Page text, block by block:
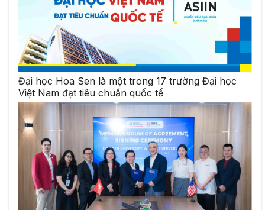
Đại học Hoa Sen là một trong 17 trường Đại học
Việt Nam đạt tiêu chuẩn quốc tế